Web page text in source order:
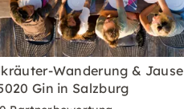
Wanderung & Jause
Gin in Salzburg